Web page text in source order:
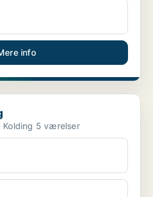
info
Lejlighed til salg i 6000 Kolding 5 værelser